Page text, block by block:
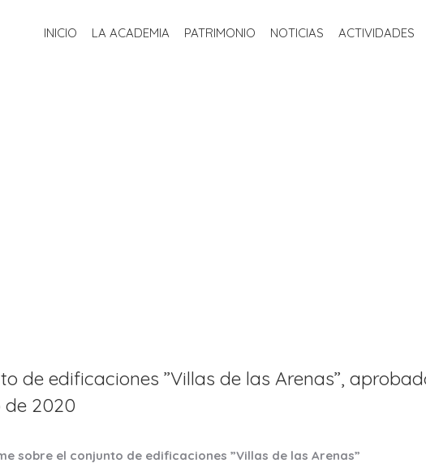
INICIO LA ACADEMIA PATRIMONIO NOTICIAS ACTIVIDADES
de edificaciones ”Villas de las Arenas”,
de 2020
sobre el conjunto de edificaciones ”Villas de las Arenas”
INICIO LA ACADEMIA PATRIMONIO NOTICIAS